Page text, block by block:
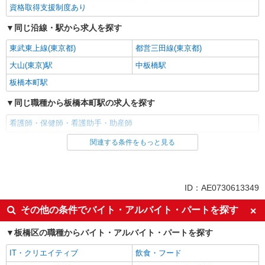
資格取得支援制度あり
同じ沿線・駅から求人を探す
東武東上線(東京都)
都営三田線(東京都)
大山(東京)駅
中板橋駅
板橋本町駅
同じ職種から板橋本町駅の求人を探す
看護師・保健師・看護助手・助産師
同じ雇用形態から板橋本町駅の求人を探す
入社日応相談
未経験歓迎
経験者・有資格者歓迎
新卒・第二新卒歓迎
女性活躍中
主婦・主夫歓迎
フリーター歓迎
学歴不問
関連する条件をもっと見る
ID：AE0730613349
その他の条件でバイト・アルバイト・パートを探す
板橋区の職種からバイト・アルバイト・パートを探す
IT・クリエイティブ
飲食・フード